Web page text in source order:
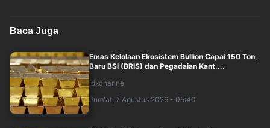
Baca Juga
Emas Kelolaan Ekosistem Bullion Capai 150 Ton,
Baru BSI (BRIS) dan Pegadaian Kant....
idxchannel
Jum'at, 7 Agustus 2026 - 05:40